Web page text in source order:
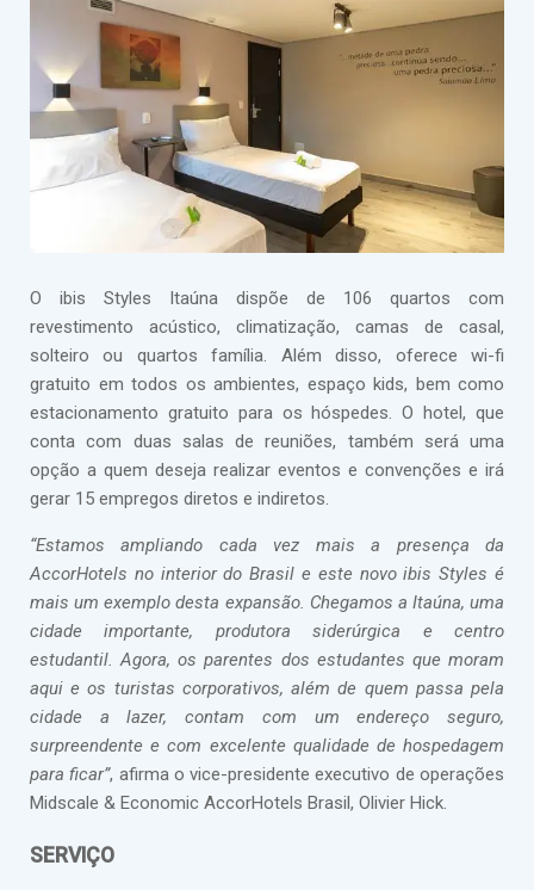
O ibis Styles Itaúna dispõe de 106 quartos com
revestimento acústico, climatização, camas de casal,
solteiro ou quartos família. Além disso, oferece wi-fi
gratuito em todos os ambientes, espaço kids, bem como
estacionamento gratuito para os hóspedes. O hotel, que
conta com duas salas de reuniões, também será uma
opção a quem deseja realizar eventos e convenções e irá
gerar 15 empregos diretos e indiretos.
“Estamos ampliando cada vez mais a presença da
AccorHotels no interior do Brasil e este novo ibis Styles é
mais um exemplo desta expansão. Chegamos a Itaúna, uma
cidade importante, produtora siderúrgica e centro
estudantil. Agora, os parentes dos estudantes que moram
aqui e os turistas corporativos, além de quem passa pela
cidade a lazer, contam com um endereço seguro,
surpreendente e com excelente qualidade de hospedagem
para ficar”, afirma o vice-presidente executivo de operações
Midscale & Economic AccorHotels Brasil, Olivier Hick.
SERVIÇO